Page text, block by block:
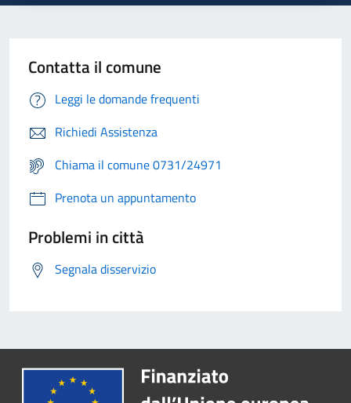
Contatta il comune
Leggi le domande frequenti
Richiedi Assistenza
Chiama il comune 0731/24971
Prenota un appuntamento
Problemi in città
Segnala disservizio